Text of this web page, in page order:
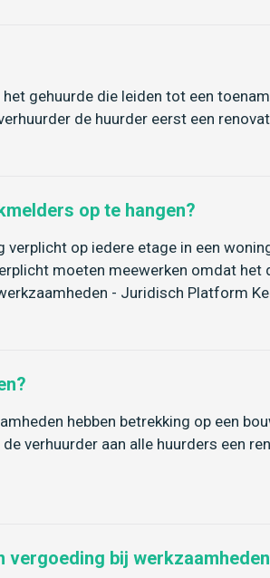
gehuurde die leiden tot een
de huurder eerst een
op te hangen?
op iedere etage in een
moeten meewerken omdat het
- Juridisch Platform
hebben betrekking op een
verhuurder aan alle huurders een
vergoeding bij